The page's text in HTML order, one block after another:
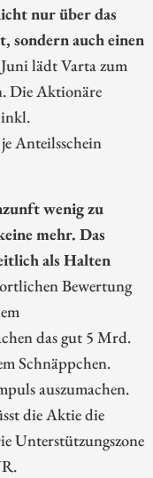
nur über das
sondern auch einen
lädt Varta zum
Die Aktionäre
Anteilsschein
wenig zu
mehr. Das
als Halten
Bewertung
das gut 5 Mrd.
Schnäppchen.
auszumachen.
die Aktie die
Unterstützungszone